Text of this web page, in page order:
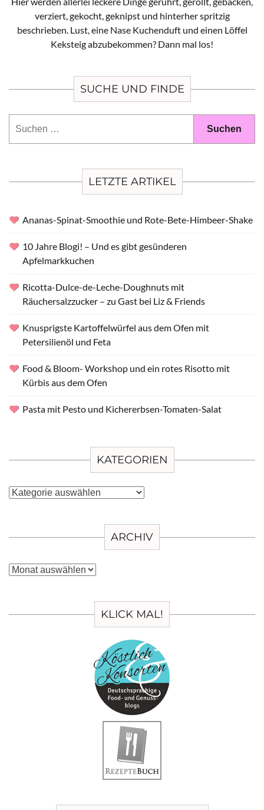
verziert, gekocht, geknipst und hinterher spritzig
beschrieben. Lust, eine Nase Kuchenduft und einen Löffel
Keksteig abzubekommen? Dann mal los!
SUCHE UND FINDE
LETZTE ARTIKEL
Ananas-Spinat-Smoothie und Rote-Bete-Himbeer-Shake
10 Jahre Blogi! – Und es gibt gesünderen
Apfelmarkkuchen
Ricotta-Dulce-de-Leche-Doughnuts mit
Räuchersalzzucker – zu Gast bei Liz & Friends
Knusprigste Kartoffelwürfel aus dem Ofen mit
Petersilienöl und Feta
Food & Bloom- Workshop und ein rotes Risotto mit
Kürbis aus dem Ofen
Pasta mit Pesto und Kichererbsen-Tomaten-Salat
KATEGORIEN
Kategorien
ARCHIV
Archiv
KLICK MAL!